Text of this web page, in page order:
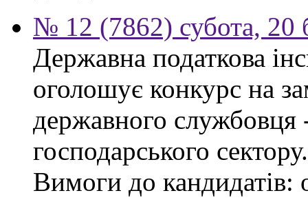
№ 12 (7862) субота, 20
Державна податкова
оголошує конкурс на
державного службовця
господарського сектору.
Вимоги до кандидатів: